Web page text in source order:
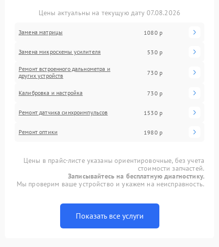
Цены актуальны на текущую дату 07.08.2026
Замена матрицы 1080 р
Замена микросхемы усилителя 530 р
Ремонт встроенного дальнометра и
других устройств
730 р
Калибровка и настройка 730 р
Ремонт датчика синхроимпульсов 1530 р
Ремонт оптики 1980 р
Цены в прайс-листе указаны ориентировочные, без учета
стоимости запчастей.
Записывайтесь на бесплатную диагностику.
Мы проверим ваше устройство и укажем на неисправность.
Показать все услуги